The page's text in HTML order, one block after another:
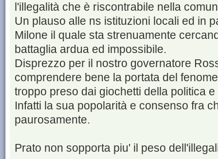
l'illegalità che è riscontrabile nella
Un plauso alle ns istituzioni locali ed in
Milone il quale sta strenuamente
battaglia ardua ed impossibile.
Disprezzo per il nostro governatore
comprendere bene la portata del
troppo preso dai giochetti della politica
Infatti la sua popolarità e consenso fra
paurosamente.
Prato non sopporta piu' il peso